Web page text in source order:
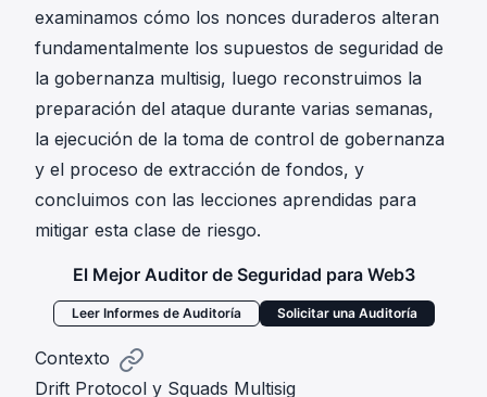
examinamos cómo los nonces duraderos alteran
fundamentalmente los supuestos de seguridad de
la gobernanza multisig, luego reconstruimos la
preparación del ataque durante varias semanas,
la ejecución de la toma de control de gobernanza
y el proceso de extracción de fondos, y
concluimos con las lecciones aprendidas para
mitigar esta clase de riesgo.
El Mejor Auditor de Seguridad para Web3
Leer Informes de Auditoría Solicitar una Auditoría
Contexto
Drift Protocol y Squads Multisig